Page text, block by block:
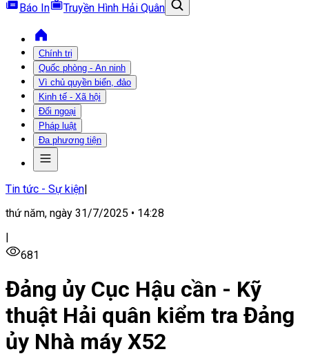
Báo In Truyền Hình Hải Quân
Chính trị
Quốc phòng - An ninh
Vì chủ quyền biển, đảo
Kinh tế - Xã hội
Đối ngoại
Pháp luật
Đa phương tiện
Tin tức - Sự kiện|
thứ năm, ngày 31/7/2025 • 14:28
|
681
Đảng ủy Cục Hậu cần - Kỹ
thuật Hải quân kiểm tra Đảng
ủy Nhà máy X52